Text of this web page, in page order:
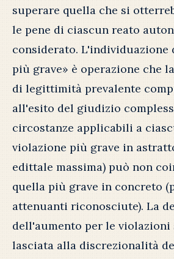
superare quella che si
le pene di ciascun reato
considerato. L'individuazione
più grave» è operazione che
di legittimità prevalente
all'esito del giudizio
circostanze applicabili a
violazione più grave in
edittale massima) può non
quella più grave in concreto
attenuanti riconosciute). La
dell'aumento per le violazioni
lasciata alla discrezionalità